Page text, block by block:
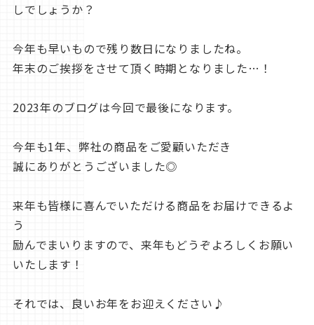
しでしょうか？
今年も早いもので残り数日になりましたね。
年末のご挨拶をさせて頂く時期となり ました…！
2023年のブログは今回で最後になります。
今年も1年、弊社の商品をご愛顧いただき
誠にありがとうございました◎
来年も皆様に喜んでいただける商品をお届けできるよ
う
励んでまいりますので、来年もどうぞよろしくお願い
いたします！
それでは、良いお年をお迎えください♪